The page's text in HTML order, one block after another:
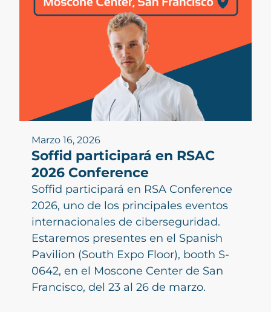
Marzo 16, 2026
Soffid participará en RSAC
2026 Conference
Soffid participará en RSA Conference
2026, uno de los principales eventos
internacionales de ciberseguridad.
Estaremos presentes en el Spanish
Pavilion (South Expo Floor), booth S-
0642, en el Moscone Center de San
Francisco, del 23 al 26 de marzo.